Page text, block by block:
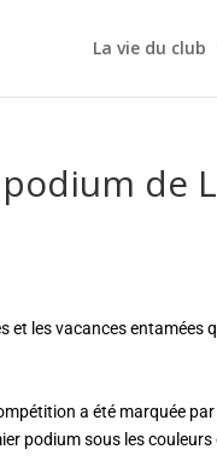
La vie du club
de
et les vacances entamées
a été marquée
podium sous les